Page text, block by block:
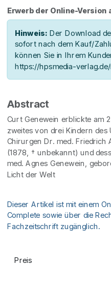
Erwerb der Online-Version
Hinweis: Der Download
sofort nach dem Kauf/
können Sie in Ihrem
https://hpsmedia-
Abstract
Curt Genewein erblickte am
zweites von drei Kindern
Chirurgen Dr. med. Friedrich
(1878, † unbekannt) und
med. Agnes Genewein,
Licht der Welt
Dieser Artikel ist mit einem
Complete sowie über die
Fachzeitschrift zugänglich.
Preis